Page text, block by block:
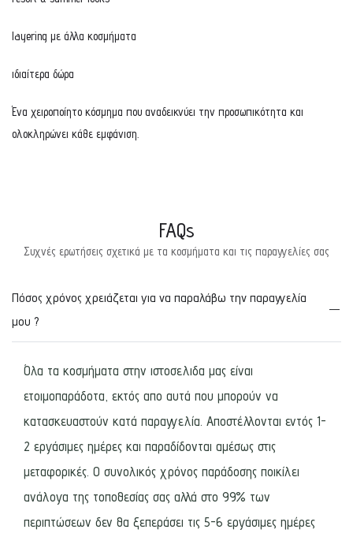
layering με άλλα κοσμήματα
ιδιαίτερα δώρα
Ένα χειροποίητο κόσμημα που αναδεικνύει την προσωπικότητα και
ολοκληρώνει κάθε εμφάνιση.
FAQs
Συχνές ερωτήσεις σχετικά με τα κοσμήματα και τις παραγγελίες σας
Πόσος χρόνος χρειάζεται για να παραλάβω την παραγγελία
μου ?
Όλα τα κοσμήματα στην ιστοσελιδα μας είναι
ετοιμοπαράδοτα, εκτός απο αυτά που μπορούν να
κατασκευαστούν κατά παραγγελία. Αποστέλλονται εντός 1-
2 εργάσιμες ημέρες και παραδίδονται αμέσως στις
μεταφορικές. Ο συνολικός χρόνος παράδοσης ποικίλει
ανάλογα της τοποθεσίας σας αλλά στο 99% των
περιπτώσεων δεν θα ξεπεράσει τις 5-6 εργάσιμες ημέρες